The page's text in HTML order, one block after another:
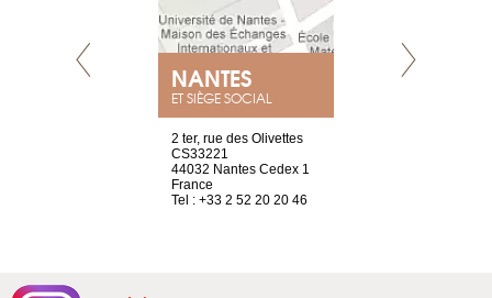
NANTES
ET SIÈGE SOCIAL
2 ter, rue des Olivettes
CS33221
44032 Nantes Cedex 1
France
Tel : +33 2 52 20 20 46